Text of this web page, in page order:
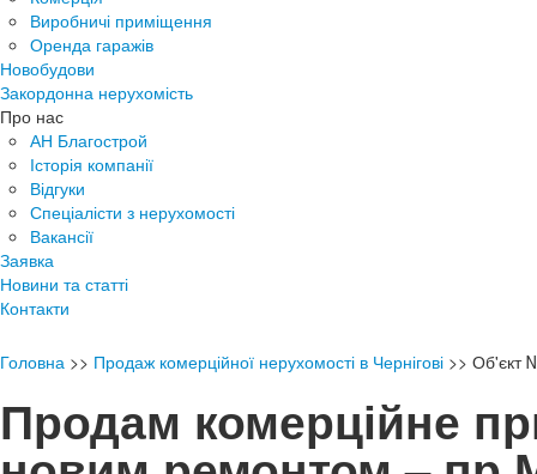
Виробничі приміщення
Оренда гаражів
Новобудови
Закордонна нерухомість
Про нас
АН Благострой
Історія компанії
Відгуки
Спеціалісти з нерухомості
Вакансії
Заявка
Новини та статті
Контакти
Головна >> Продаж комерційної нерухомості в Чернігові >> Об'єкт
Продам комерційне